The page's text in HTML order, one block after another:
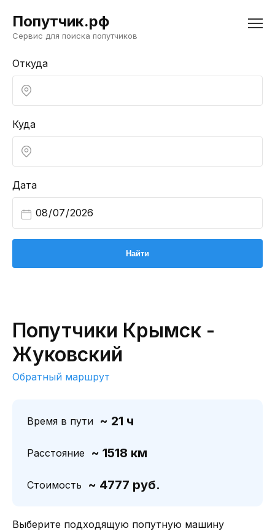
Попутчик.рф
Сервис для поиска попутчиков
Откуда
Куда
Дата
Попутчики Крымск -
Жуковский
Обратный маршрут
Время в пути ~ 21 ч
Расстояние ~ 1518 км
Стоимость ~ 4777 руб.
Выберите подходящую попутную машину